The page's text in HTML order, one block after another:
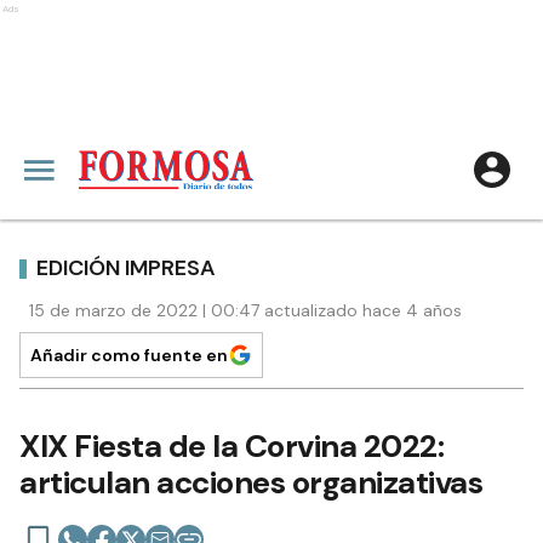
Ads
EDICIÓN IMPRESA
15 de marzo de 2022 | 00:47 actualizado hace 4 años
Añadir como fuente en
XIX Fiesta de la Corvina 2022:
articulan acciones organizativas